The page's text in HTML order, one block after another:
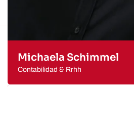
Michaela Schimmel
Contabilidad & Rrhh